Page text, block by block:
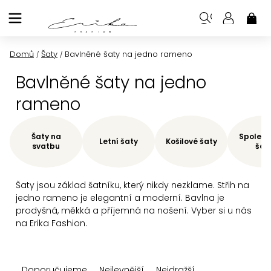
na
Domů / Šaty / Bavlněné šaty na jedno rameno
Bavlněné šaty na jedno
rameno
Šaty jsou základ šatníku, který nikdy nezklame. Střih na
jedno rameno je elegantní a moderní. Bavlna je
prodyšná, měkká a příjemná na nošení. Vyber si u nás
na Erika Fashion.
Šaty na
svatbu
Letní šaty Košilové šaty